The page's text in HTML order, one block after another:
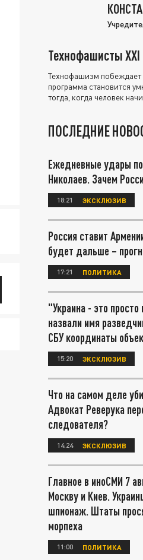
Технофашисты XXI
Технофашизм побеждает
программа становится
тогда, когда человек
ПОСЛЕДНИЕ
Ежедневные удары
Николаев. Зачем
18:21 ЭКСКЛЮЗИВ
Россия ставит
будет дальше –
17:21 ПОЛИТИКА
"Украина - это
назвали имя
СБУ координаты
15:20 ЭКСКЛЮЗИВ
Что на самом деле
Адвокат Реверука
следователя?
14:24 ЭКСКЛЮЗИВ
Главное в иноСМИ 7
Москву и Киев.
шпионаж. Штаты
морпеха
11:00 ПОЛИТИКА